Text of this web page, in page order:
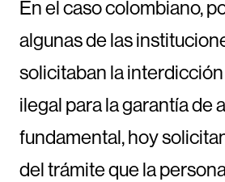
En el caso colombiano,
algunas de las
solicitaban la
ilegal para la garantía de
fundamental, hoy
del trámite que la